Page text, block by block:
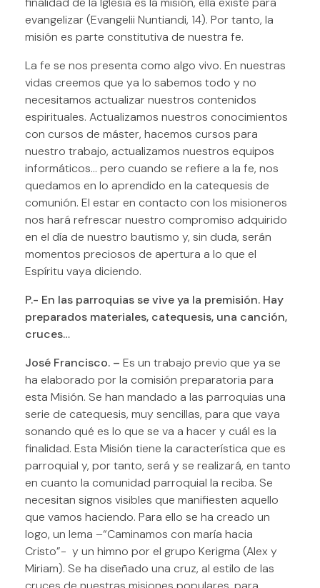
evangelizar (Evangelii Nuntiandi, 14). Por tanto, la
misión es parte constitutiva de nuestra fe.
La fe se nos presenta como algo vivo. En nuestras
vidas creemos que ya lo sabemos todo y no
necesitamos actualizar nuestros contenidos
espirituales. Actualizamos nuestros conocimientos
con cursos de máster, hacemos cursos para
nuestro trabajo, actualizamos nuestros equipos
informáticos… pero cuando se refiere a la fe, nos
quedamos en lo aprendido en la catequesis de
comunión. El estar en contacto con los misioneros
nos hará refrescar nuestro compromiso adquirido
en el día de nuestro bautismo y, sin duda, serán
momentos preciosos de apertura a lo que el
Espíritu vaya diciendo.
P.- En las parroquias se vive ya la premisión. Hay
preparados materiales, catequesis, una canción,
cruces…
José Francisco. – Es un trabajo previo que ya se
ha elaborado por la comisión preparatoria para
esta Misión. Se han mandado a las parroquias una
serie de catequesis, muy sencillas, para que vaya
sonando qué es lo que se va a hacer y cuál es la
finalidad. Esta Misión tiene la característica que es
parroquial y, por tanto, será y se realizará, en tanto
en cuanto la comunidad parroquial la reciba. Se
necesitan signos visibles que manifiesten aquello
que vamos haciendo. Para ello se ha creado un
logo, un lema –“Caminamos con maría hacia
Cristo”- y un himno por el grupo Kerigma (Alex y
Miriam). Se ha diseñado una cruz, al estilo de las